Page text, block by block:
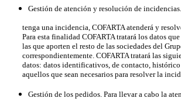
Gestión de atención y resolución de
tenga una incidencia, COFARTA atenderá y
Para esta finalidad COFARTA tratará los datos que
las que aporten el resto de las sociedades del
correspondientemente. COFARTA tratará las
datos: datos identificativos, de contacto, histórico
aquellos que sean necesarios para resolver la
Gestión de los pedidos. Para llevar a cabo la